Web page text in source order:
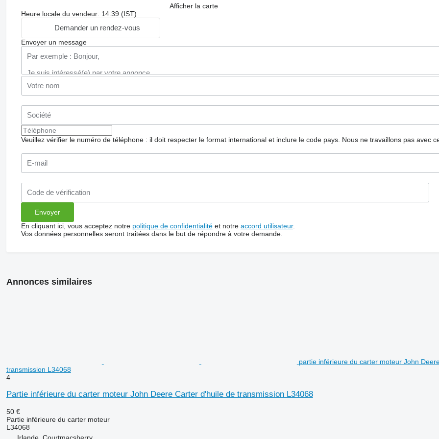
Afficher la carte
Heure locale du vendeur: 14:39 (IST)
Demander un rendez-vous
Envoyer un message
Veuillez vérifier le numéro de téléphone : il doit respecter le format international et inclure le code pays. Nous ne travaillons pas avec
En cliquant ici, vous acceptez notre politique de confidentialitéet notre accord utilisateur.
Vos données personnelles seront traitées dans le but de répondre à votre demande.
Annonces similaires
partie inférieure du carter moteur John
transmission L34068
4
Partie inférieure du carter moteur John Deere Carter d'huile de transmission L34068
50 €
Partie inférieure du carter moteur
L34068
Irlande, Courtmacsherry